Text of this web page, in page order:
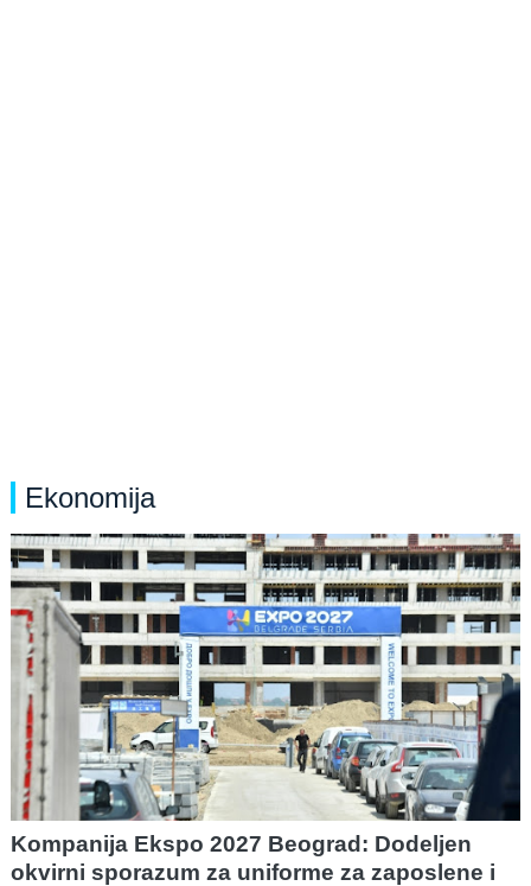
Ekonomija
Kompanija Ekspo 2027 Beograd: Dodeljen
okvirni sporazum za uniforme za zaposlene i